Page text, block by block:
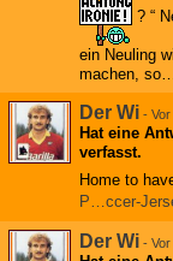
? “
ein Neuling
machen,
Der Wi -
Hat eine
verfasst.
Home to
P…ccer-
Der Wi -